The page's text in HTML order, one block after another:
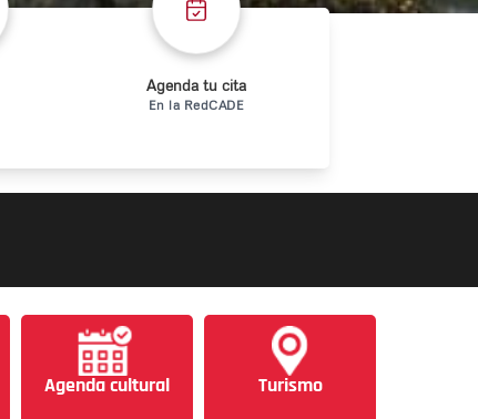
Agenda tu cita
En la RedCADE
Agenda cultural Turismo